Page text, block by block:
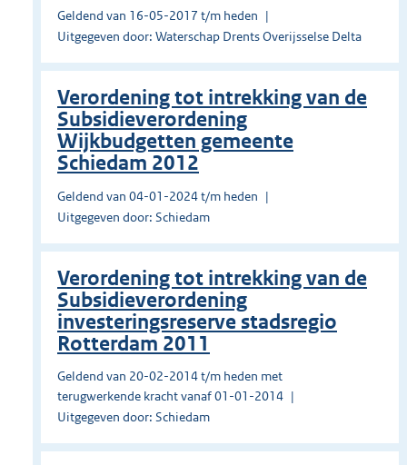
Geldend van 16-05-2017 t/m heden
Uitgegeven door: Waterschap Drents Overijsselse Delta
Verordening tot intrekking van de
Subsidieverordening
Wijkbudgetten gemeente
Schiedam 2012
Geldend van 04-01-2024 t/m heden
Uitgegeven door: Schiedam
Verordening tot intrekking van de
Subsidieverordening
investeringsreserve stadsregio
Rotterdam 2011
Geldend van 20-02-2014 t/m heden met
terugwerkende kracht vanaf 01-01-2014
Uitgegeven door: Schiedam